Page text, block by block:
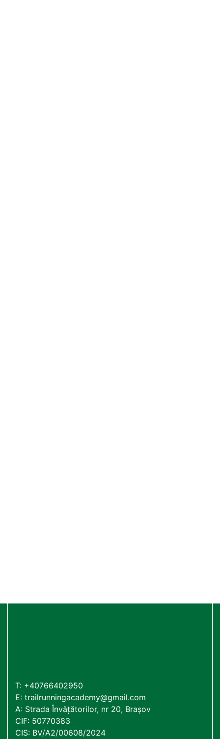
T: +40766402950
E: trailrunningacademy@gmail.com
A: Strada Învățătorilor, nr 20, Brașov
CIF: 50770383
CIS: BV/A2/00608/2024